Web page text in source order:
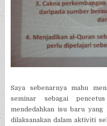
Saya sebenarnya mahu
seminar sebagai
mendedahkan isu baru
dilaksanakan dalam aktiviti